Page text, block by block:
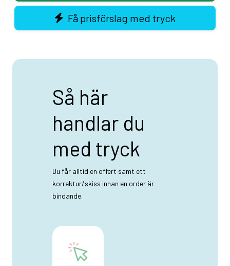
Få prisförslag med tryck
Så här
handlar du
med tryck
Du får alltid en offert samt ett
korrektur/skiss innan en order är
bindande.